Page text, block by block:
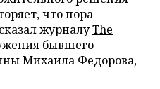
что пора
журналуThe
бывшего
Михаила Федорова,